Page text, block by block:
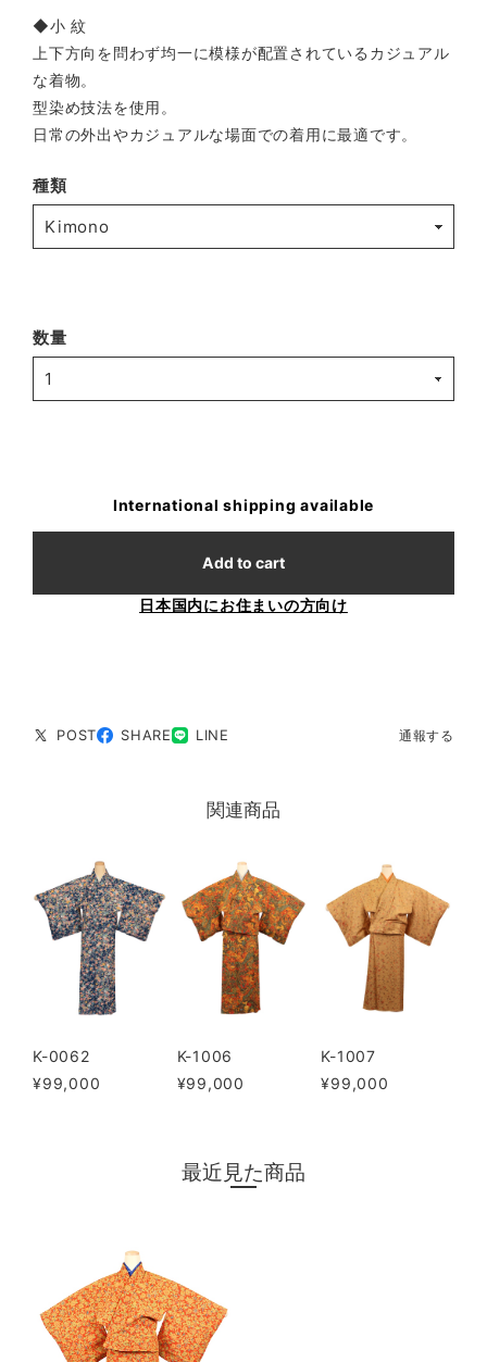
◆小 紋
上下方向を問わず均一に模様が配置されているカジュアル
な着物。
型染め技法を使用。
日常の外出やカジュアルな場面での着用に最適です。
種類
数量
International shipping available
Add to cart
日本国内にお住まいの方向け
POST SHARE LINE 通報する
関連商品
K-0062
¥99,000
K-1006
¥99,000
K-1007
¥99,000
最近見た商品